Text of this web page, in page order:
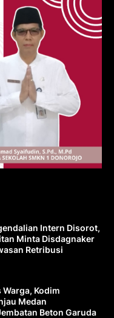
Intern Disorot,
Minta Disdagnaker
Retribusi
Kodim
Medan
Beton Garuda